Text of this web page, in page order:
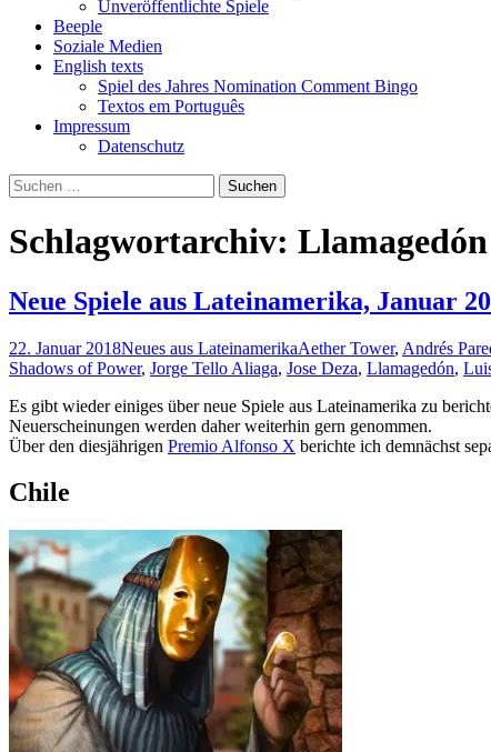
Unveröffentlichte Spiele
Beeple
Soziale Medien
English texts
Spiel des Jahres Nomination Comment Bingo
Textos em Português
Impressum
Datenschutz
Suchen
nach:
Schlagwortarchiv: Llamagedón
Neue Spiele aus Lateinamerika, Januar
22. Januar 2018Neues aus LateinamerikaAether Tower, Andrés
Shadows of Power, Jorge Tello Aliaga, Jose Deza, Llamagedón,
Es gibt wieder einiges über neue Spiele aus Lateinamerika zu
Neuerscheinungen werden daher weiterhin gern genommen.
Über den diesjährigen Premio Alfonso X berichte ich demnächst
Chile